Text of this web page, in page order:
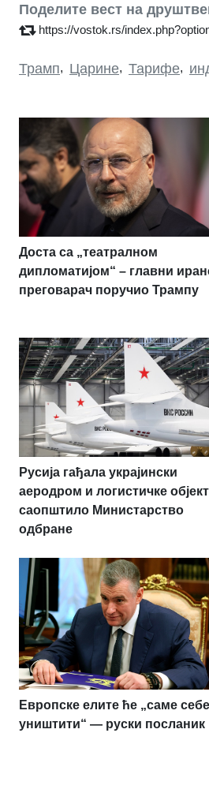
Поделите вест на
https://vostok.rs/
Трамп, Царине, Тарифе,
Доста са „театралном
дипломатијом“ – главни
преговарач поручио Трампу
Русија гађала украјински
аеродром и логистичке
саопштило Министарство
одбране
Европске елите ће „саме себе
уништити“ — руски посланик